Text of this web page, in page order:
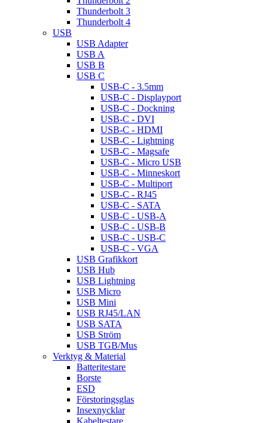
Thunderbolt 3
Thunderbolt 4
USB
USB Adapter
USB A
USB B
USB C
USB-C - 3.5mm
USB-C - Displayport
USB-C - Dockning
USB-C - DVI
USB-C - HDMI
USB-C - Lightning
USB-C - Magsafe
USB-C - Micro USB
USB-C - Minneskort
USB-C - Multiport
USB-C - RJ45
USB-C - SATA
USB-C - USB-A
USB-C - USB-B
USB-C - USB-C
USB-C - VGA
USB Grafikkort
USB Hub
USB Lightning
USB Micro
USB Mini
USB RJ45/LAN
USB SATA
USB Ström
USB TGB/Mus
Verktyg & Material
Batteritestare
Borste
ESD
Förstoringsglas
Insexnycklar
Kabeltestare